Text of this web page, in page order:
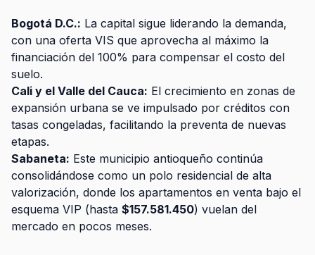
Bogotá D.C.: La capital sigue liderando la demanda,
con una oferta VIS que aprovecha al máximo la
financiación del 100% para compensar el costo del
suelo.
Cali y el Valle del Cauca: El crecimiento en zonas de
expansión urbana se ve impulsado por créditos con
tasas congeladas, facilitando la preventa de nuevas
etapas.
Sabaneta: Este municipio antioqueño continúa
consolidándose como un polo residencial de alta
valorización, donde los apartamentos en venta bajo el
esquema VIP (hasta $157.581.450) vuelan del
mercado en pocos meses.